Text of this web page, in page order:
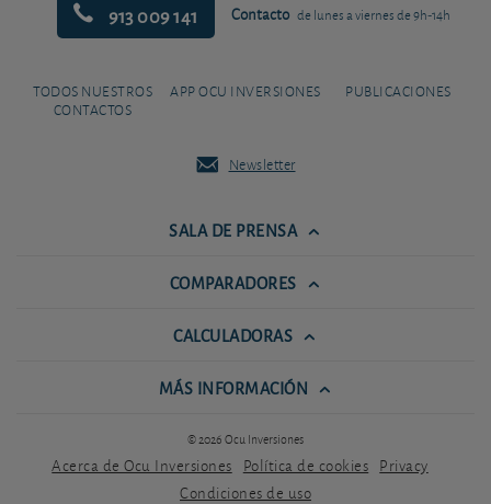
913 009 141 Contacto de lunes a viernes de 9h-14h
TODOS NUESTROS
CONTACTOS
APP OCU INVERSIONES PUBLICACIONES
Newsletter
SALA DE PRENSA
COMPARADORES
CALCULADORAS
MÁS INFORMACIÓN
© 2026 Ocu Inversiones
Acerca de Ocu Inversiones Política de cookies Privacy
Condiciones de uso